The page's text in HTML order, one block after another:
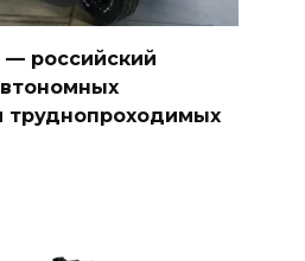
— российский
труднопроходимых